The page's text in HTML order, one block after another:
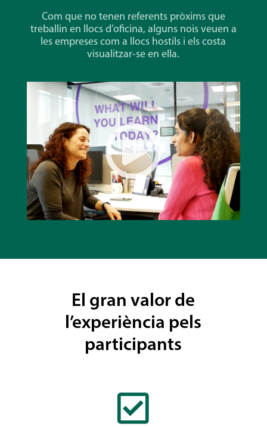
Com que no tenen referents pròxims que
treballin en llocs d’oficina, alguns nois veuen a
les empreses com a llocs hostils i els costa
visualitzar-se en ella.

El gran valor de
l’experiència pels
participants
